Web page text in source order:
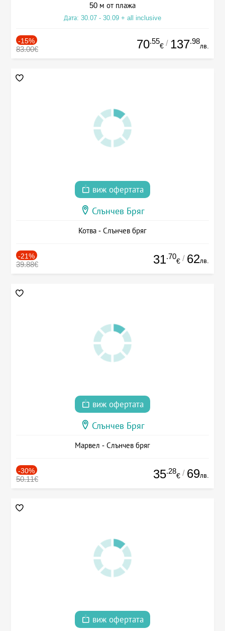
50 м от плажа
Дата: 30.07 - 30.09 + all inclusive
-15%
83.00€ 70.55
€ / 137.98
лв.
виж офертата
Слънчев Бряг
Котва - Слънчев бряг
-21%
39.88€ 31.70
€ / 62лв.
виж офертата
Слънчев Бряг
Марвел - Слънчев бряг
-30%
50.11€ 35.28
€ / 69лв.
виж офертата